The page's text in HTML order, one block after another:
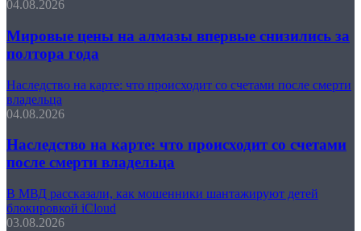
04.08.2026
Мировые цены на алмазы впервые снизились за
полтора года
Наследство на карте: что происходит со счетами после смерти
владельца
04.08.2026
Наследство на карте: что происходит со счетами
после смерти владельца
В МВД рассказали, как мошенники шантажируют детей
блокировкой iCloud
03.08.2026